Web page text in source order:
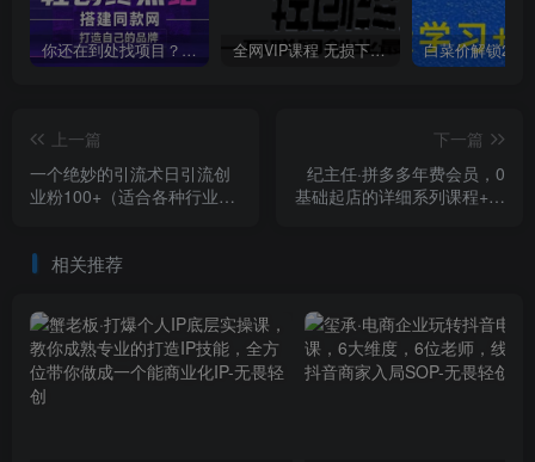
你还在到处找项目？还在当韭菜？我靠卖项目一个月收入5万+，曾经我也是个失败者。 全网VIP课程 无损下载~
上一篇
一个绝妙的引流术日引流创
业粉100+（适合各种行业）
下一篇
纪主任·拼多多年费会员，0
基础起店的详细系列课程+当
相关推荐